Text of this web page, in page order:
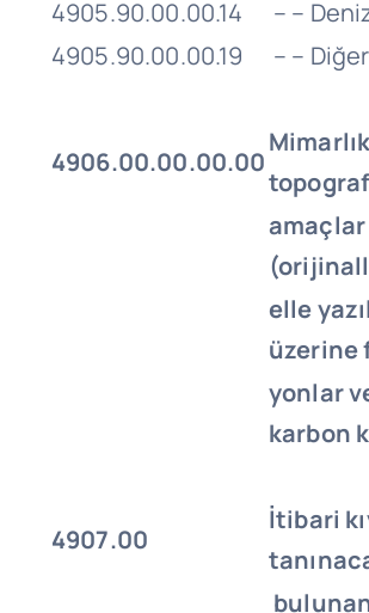
4905.90.00.00.14
– –
4905.90.00.00.19
– –
4906.00.00.00.00
elle
üzerine
yonlar
karbon
4907.00
İtibari